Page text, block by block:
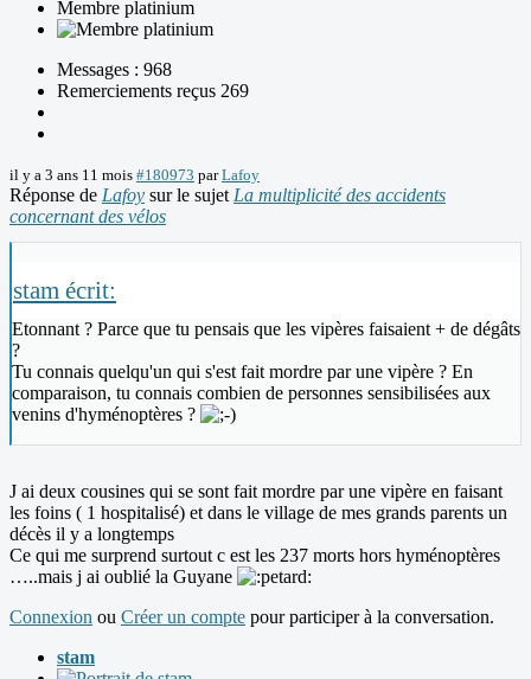
Membre platinium
Messages : 968
Remerciements reçus 269
il y a 3 ans 11 mois #180973 parLafoy
Réponse de Lafoy sur le sujet La multiplicité des accidents
concernant des vélos
stam écrit:
Etonnant ? Parce que tu pensais que les vipères faisaient + de dégâts
?
Tu connais quelqu'un qui s'est fait mordre par une vipère ? En
comparaison, tu connais combien de personnes sensibilisées aux
venins d'hyménoptères ?
J ai deux cousines qui se sont fait mordre par une vipère en faisant
les foins ( 1 hospitalisé) et dans le village de mes grands parents un
décès il y a longtemps
Ce qui me surprend surtout c est les 237 morts hors hyménoptères
…..mais j ai oublié la Guyane
Connexion ou Créer un compte pour participer à la conversation.
stam